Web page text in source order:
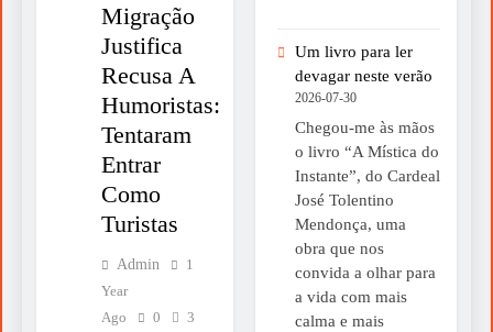
Migração
Justifica
Recusa A
Humoristas:
Tentaram
Entrar
Como
Turistas
Admin
1
Year
Ago
0
3
Um livro para ler
devagar neste verão
2026-07-30
Chegou-me às mãos
o livro “A Mística do
Instante”, do Cardeal
José Tolentino
Mendonça, uma
obra que nos
convida a olhar para
a vida com mais
calma e mais